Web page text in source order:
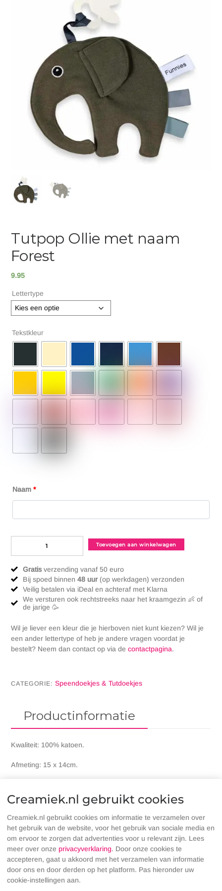
Tutpop Ollie met naam
Forest
9.95
Lettertype
Tekstkleur
Naam *
naam
Forest
aantal
Toevoegen aan winkelwagen
Gratisverzending vanaf 50 euro
Bij spoed binnen48 uur(op werkdagen) verzonden
Veilig betalen via iDeal en achteraf met Klarna
We versturen ook rechtstreeks naar het kraamgezin 👶 of
de jarige 🥳
Wil je liever een kleur die je hierboven niet kunt kiezen? Wil je
een ander lettertype of heb je andere vragen voordat je
bestelt? Neem dan contact op via decontactpagina.
CATEGORIE:Speendoekjes & Tutdoekjes
Productinformatie
Kwaliteit: 100% katoen.
Afmeting: 15 x 14cm.
baby kan er lekker mee tuttelen en knuffelen. Je kunt het
tutpopje gebruiken als speendoekje.
Omdat wij willen dat je kind opgroeit in een veilige omgeving
worden tijdens de productie en het verven geen giftige stoffen
De Funnies knuffels zijn zonder problemen in de wasmachine
uit te wassen op een temperatuur van maximaal 40 graden.
Raadpleeg voor gebruik en het wassen altijd eerst het waslabel
Creamiek.nl gebruikt cookies
Creamiek.nl gebruikt cookies om informatie te verzamelen over
het gebruik van de website, voor het gebruik van sociale media en
om ervoor te zorgen dat advertenties voor u relevant zijn. Lees
meer over onze privacyverklaring. Door onze cookies te
accepteren, gaat u akkoord met het verzamelen van informatie
door ons en door derden op het platform. Pas hieronder uw
cookie-instellingen aan.